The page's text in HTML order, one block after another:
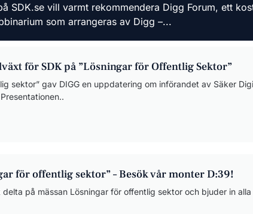
SDK.se vill varmt rekommendera Digg Forum, ett
som arrangeras av Digg –...
för SDK på ”Lösningar för Offentlig Sektor”
sektor” gav DIGG en uppdatering om införandet av Säker
för offentlig sektor” – Besök vår monter D:39!
på mässan Lösningar för offentlig sektor och bjuder in alla